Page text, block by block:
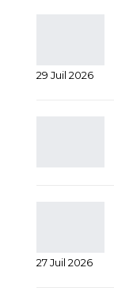
29 Juil 2026
27 Juil 2026